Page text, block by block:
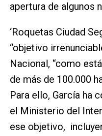
apertura de algunos
‘Roquetas Ciudad
“objetivo
Nacional, “como
de más de 100.000
Para ello, García ha
el Ministerio del
ese objetivo,